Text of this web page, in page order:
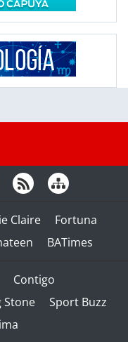
Claire
Fortuna
BATimes
Contigo
Stone
Sport Buzz